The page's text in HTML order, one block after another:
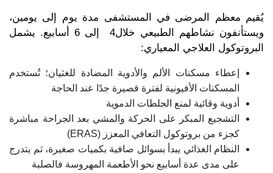
يُقيم معظم المرضى في المستشفى مدة يوم إلى يومين،
ويستأنفون نشاطهم الطبيعي خلال4 إلى 6 أسابيع. يشمل
البروتوكول العلاجي المعياري:
إعطاء مسكنات الألم والأدوية المضادة للغثيان؛ تُستخدم
المسكنات الأفيونية لفترة قصيرة جدًا عند الحاجة
أدوية وقائية لمنع الجلطات الدموية
التشجيع المبكر على الحركة والمشي بعد الجراحة مباشرة
كجزء من بروتوكول التعافي المعزز (ERAS)
النظام الغذائي يبدأ بسوائل صافية بكميات صغيرة، ثم يتدرج
على مدى عدة أسابيع نحو الأطعمة المهروسة فالصلبة